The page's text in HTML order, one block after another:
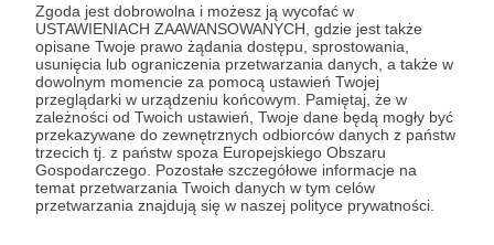
Zgoda jest dobrowolna i możesz ją wycofać w
USTAWIENIACH ZAAWANSOWANYCH, gdzie jest także
opisane Twoje prawo żądania dostępu, sprostowania,
usunięcia lub ograniczenia przetwarzania danych, a także w
dowolnym momencie za pomocą ustawień Twojej
przeglądarki w urządzeniu końcowym. Pamiętaj, że w
zależności od Twoich ustawień, Twoje dane będą mogły być
przekazywane do zewnętrznych odbiorców danych z państw
trzecich tj. z państw spoza Europejskiego Obszaru
Gospodarczego. Pozostałe szczegółowe informacje na
temat przetwarzania Twoich danych w tym celów
przetwarzania znajdują się w naszej polityce prywatności.
* Wyrażam zgodę na przetwarzanie moich danych
osobowych podanych w formularzu rejestracyjnym w celu
prawidłowego świadczenia usług serwisu Patronite.
Wyrażam zgodę na otrzymywanie drogą elektroniczną
informacji handlowych - newslettera. Opcja ta może zostać
zmieniona w ustawieniach konta.